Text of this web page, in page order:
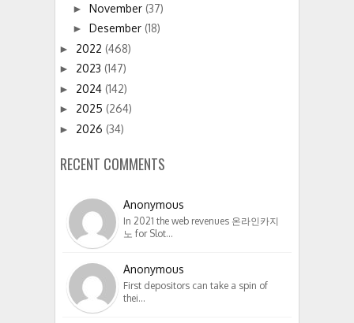
► November (37)
► Desember (18)
► 2022 (468)
► 2023 (147)
► 2024 (142)
► 2025 (264)
► 2026 (34)
RECENT COMMENTS
Anonymous
In 2021 the web revenues 온라인카지
노 for Slot…
Anonymous
First depositors can take a spin of
thei…